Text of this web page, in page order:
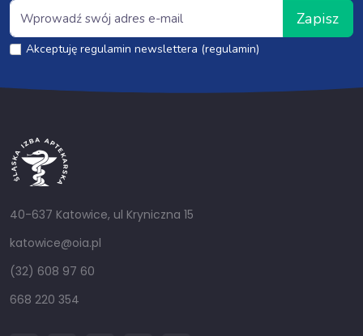
Zapisz
Akceptuję regulamin newslettera (regulamin)
40-637 Katowice, ul Kryniczna 15
katowice@oia.pl
(32) 608 97 60
668 220 354